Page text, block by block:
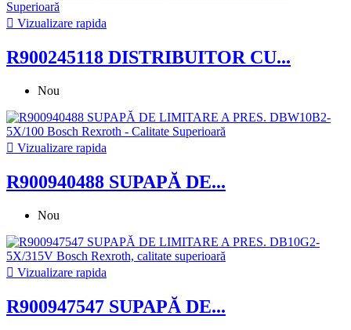
 Vizualizare rapida
R900245118 DISTRIBUITOR CU...
Nou
 Vizualizare rapida
R900940488 SUPAPĂ DE...
Nou
 Vizualizare rapida
R900947547 SUPAPĂ DE...